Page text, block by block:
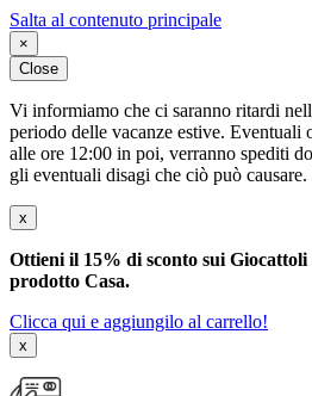
Salta al contenuto principale
×
Close
Vi informiamo che ci saranno ritardi
periodo delle vacanze estive. Eventuali
alle ore 12:00 in poi, verranno spediti
gli eventuali disagi che ciò può causare.
x
Ottieni il 15% di sconto sui
prodotto Casa.
Clicca qui e aggiungilo al carrello!
x